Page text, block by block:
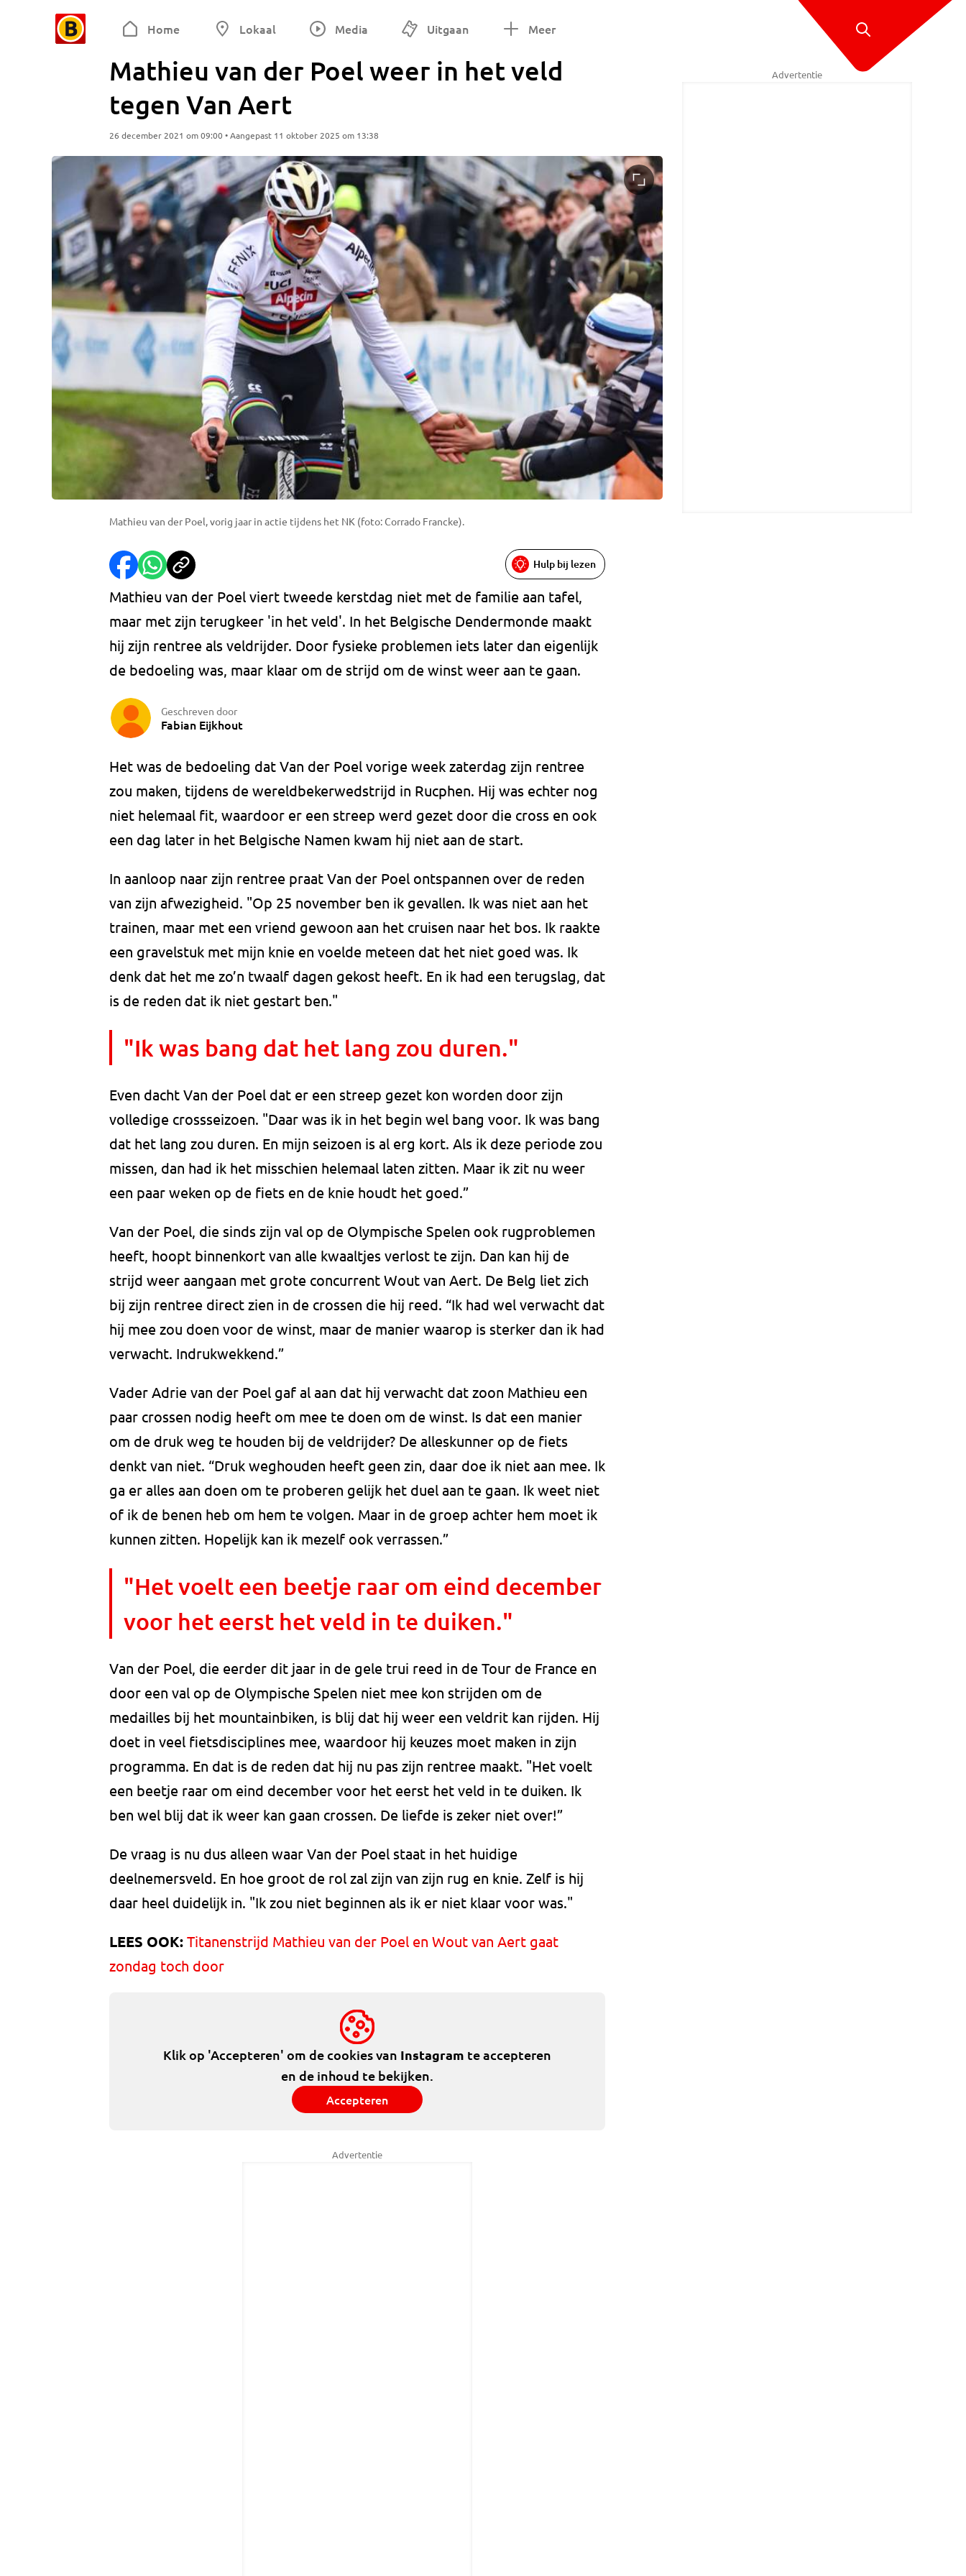
Home Lokaal Media Uitgaan Meer
Mathieu van der Poel weer in het veld
tegen Van Aert
26 december 2021 om 09:00 • Aangepast 11 oktober 2025 om 13:38
Mathieu van der Poel, vorig jaar in actie tijdens het NK (foto: Corrado Francke).
Hulp bij lezen
Mathieu van der Poel viert tweede kerstdag niet met de familie aan tafel,
maar met zijn terugkeer 'in het veld'. In het Belgische Dendermonde maakt
hij zijn rentree als veldrijder. Door fysieke problemen iets later dan eigenlijk
de bedoeling was, maar klaar om de strijd om de winst weer aan te gaan.
Geschreven door
Fabian Eijkhout
Het was de bedoeling dat Van der Poel vorige week zaterdag zijn rentree
zou maken, tijdens de wereldbekerwedstrijd in Rucphen. Hij was echter nog
niet helemaal fit, waardoor er een streep werd gezet door die cross en ook
een dag later in het Belgische Namen kwam hij niet aan de start.
In aanloop naar zijn rentree praat Van der Poel ontspannen over de reden
van zijn afwezigheid. "Op 25 november ben ik gevallen. Ik was niet aan het
trainen, maar met een vriend gewoon aan het cruisen naar het bos. Ik raakte
een gravelstuk met mijn knie en voelde meteen dat het niet goed was. Ik
denk dat het me zo’n twaalf dagen gekost heeft. En ik had een terugslag, dat
is de reden dat ik niet gestart ben."
"Ik was bang dat het lang zou duren."
Even dacht Van der Poel dat er een streep gezet kon worden door zijn
volledige crossseizoen. "Daar was ik in het begin wel bang voor. Ik was bang
dat het lang zou duren. En mijn seizoen is al erg kort. Als ik deze periode zou
missen, dan had ik het misschien helemaal laten zitten. Maar ik zit nu weer
een paar weken op de fiets en de knie houdt het goed.”
Van der Poel, die sinds zijn val op de Olympische Spelen ook rugproblemen
heeft, hoopt binnenkort van alle kwaaltjes verlost te zijn. Dan kan hij de
strijd weer aangaan met grote concurrent Wout van Aert. De Belg liet zich
bij zijn rentree direct zien in de crossen die hij reed. “Ik had wel verwacht dat
hij mee zou doen voor de winst, maar de manier waarop is sterker dan ik had
verwacht. Indrukwekkend.”
Vader Adrie van der Poel gaf al aan dat hij verwacht dat zoon Mathieu een
paar crossen nodig heeft om mee te doen om de winst. Is dat een manier
om de druk weg te houden bij de veldrijder? De alleskunner op de fiets
denkt van niet. “Druk weghouden heeft geen zin, daar doe ik niet aan mee. Ik
ga er alles aan doen om te proberen gelijk het duel aan te gaan. Ik weet niet
of ik de benen heb om hem te volgen. Maar in de groep achter hem moet ik
kunnen zitten. Hopelijk kan ik mezelf ook verrassen.”
"Het voelt een beetje raar om eind december
voor het eerst het veld in te duiken."
Van der Poel, die eerder dit jaar in de gele trui reed in de Tour de France en
door een val op de Olympische Spelen niet mee kon strijden om de
medailles bij het mountainbiken, is blij dat hij weer een veldrit kan rijden. Hij
doet in veel fietsdisciplines mee, waardoor hij keuzes moet maken in zijn
programma. En dat is de reden dat hij nu pas zijn rentree maakt. "Het voelt
een beetje raar om eind december voor het eerst het veld in te duiken. Ik
ben wel blij dat ik weer kan gaan crossen. De liefde is zeker niet over!”
De vraag is nu dus alleen waar Van der Poel staat in het huidige
deelnemersveld. En hoe groot de rol zal zijn van zijn rug en knie. Zelf is hij
daar heel duidelijk in. "Ik zou niet beginnen als ik er niet klaar voor was."
LEES OOK: Titanenstrijd Mathieu van der Poel en Wout van Aert gaat
zondag toch door
Klik op 'Accepteren' om de cookies van Instagram te accepteren
en de inhoud te bekijken.
Accepteren
Advertentie
Advertentie